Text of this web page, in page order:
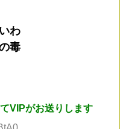
わ
毒
VIPがお送りします